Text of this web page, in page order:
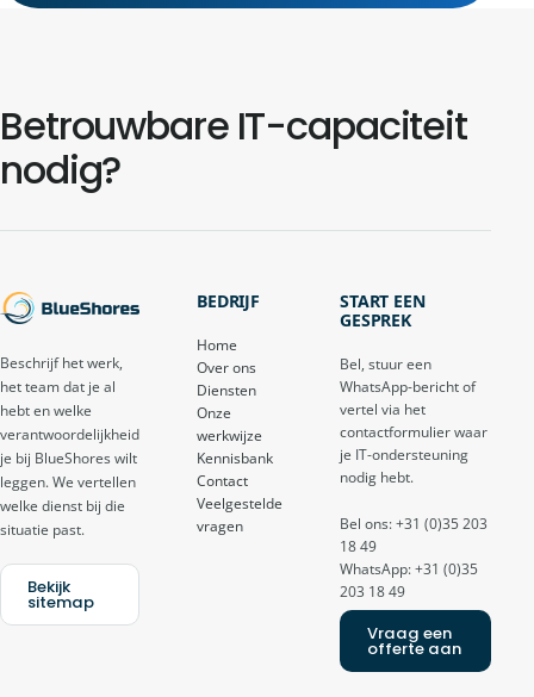
Betrouwbare IT-capaciteit
nodig?
Beschrijf het werk,
het team dat je al
hebt en welke
verantwoordelijkheid
je bij BlueShores wilt
leggen. We vertellen
welke dienst bij die
situatie past.
Bekijk
sitemap
BEDRIJF
Home
Over ons
Diensten
Onze
werkwijze
Kennisbank
Contact
Veelgestelde
vragen
START EEN
GESPREK
Bel, stuur een
WhatsApp-bericht of
vertel via het
contactformulier waar
je IT-ondersteuning
nodig hebt.
Bel ons: +31 (0)35 203
18 49
WhatsApp: +31 (0)35
203 18 49
Vraag een
offerte aan